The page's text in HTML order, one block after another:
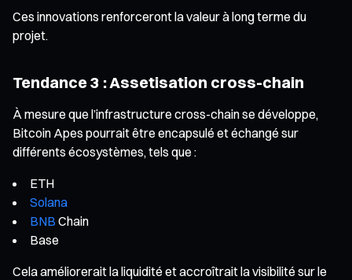
Ces innovations renforceront la valeur à long terme du
projet.
Tendance 3 : Assetisation cross-chain
À mesure que l’infrastructure cross-chain se développe,
Bitcoin Apes pourrait être encapsulé et échangé sur
différents écosystèmes, tels que :
ETH
Solana
BNB Chain
Base
Cela améliorerait la liquidité et accroîtrait la visibilité sur le